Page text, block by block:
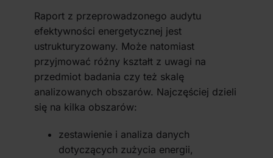
Raport z przeprowadzonego audytu
efektywności energetycznej jest
ustrukturyzowany. Może natomiast
przyjmować różny kształt z uwagi na
przedmiot badania czy też skalę
analizowanych obszarów. Najczęściej dzieli
się na kilka obszarów:
zestawienie i analiza danych
dotyczących zużycia energii,